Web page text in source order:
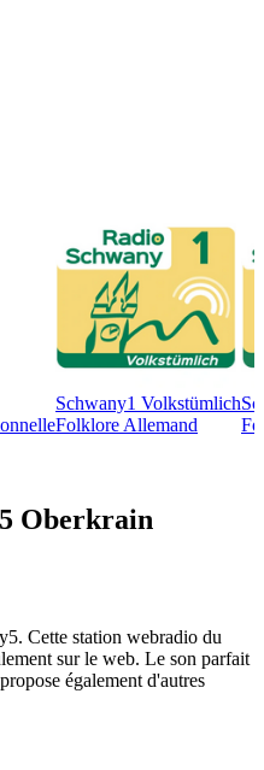
Schwany1 Volkstümlich
Folklore Allemand
Oberkrain
Cette station webradio du
sur le web. Le son parfait
également d'autres